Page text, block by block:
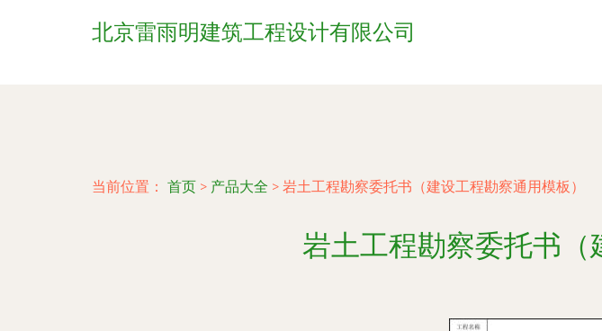
北京雷雨明建筑工程设计有限公司
当前位置： 首页 > 产品大全 > 岩土工程勘察委托书（建设工程勘察通用模板）
岩土工程勘察委托书（